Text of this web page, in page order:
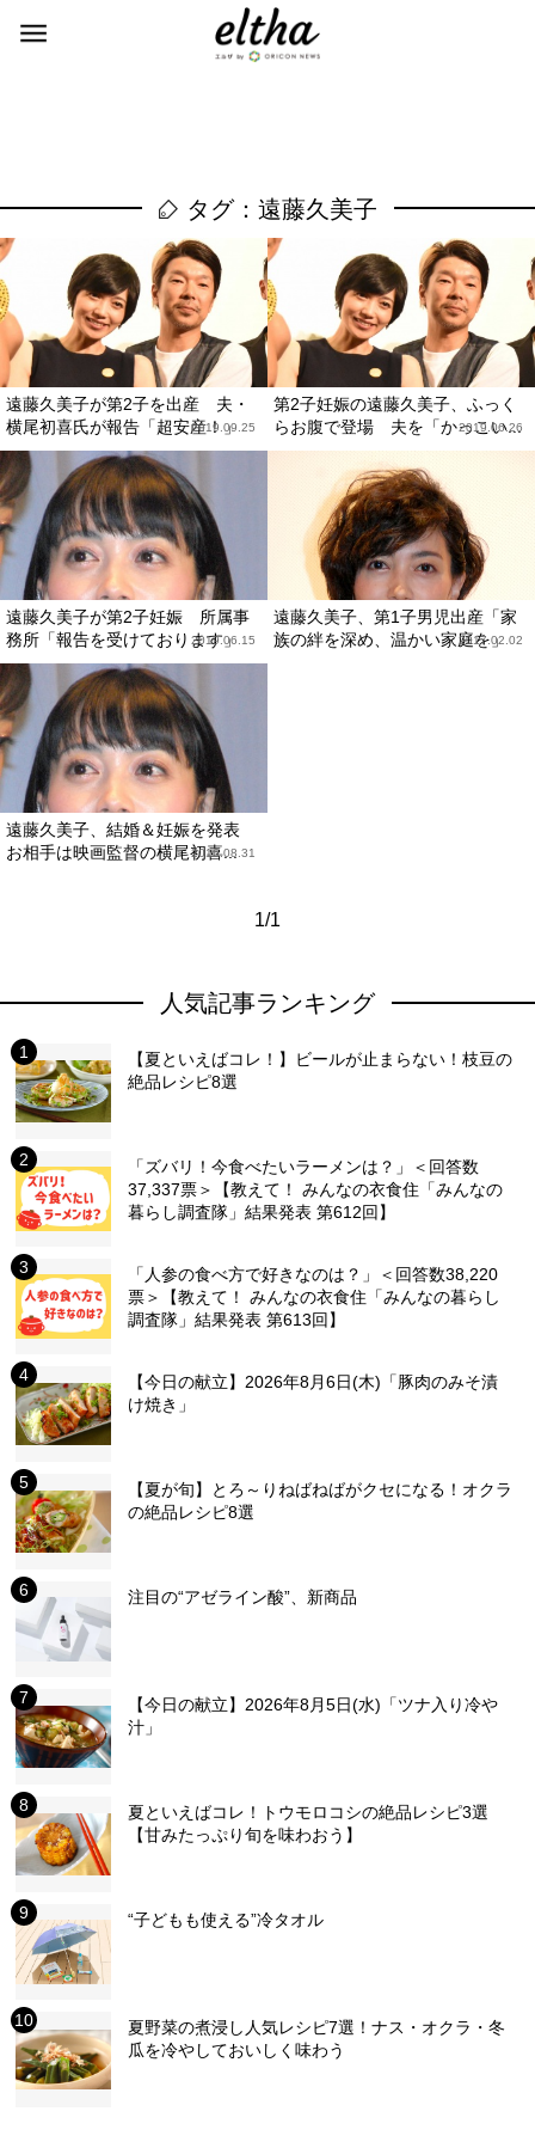
タグ：遠藤久美子
遠藤久美子が第2子を出産 夫・
横尾初喜氏が報告「超安産！」
2019.09.25
第2子妊娠の遠藤久美子、ふっく
らお腹で登場 夫を「かっこい...
2019.06.26
遠藤久美子が第2子妊娠 所属事
務所「報告を受けております」
2019.06.15
遠藤久美子、第1子男児出産「家
族の絆を深め、温かい家庭を」
2017.02.02
遠藤久美子、結婚＆妊娠を発表
お相手は映画監督の横尾初喜...
2016.08.31
1/1
人気記事ランキング
【夏といえばコレ！】ビールが止まらない！枝豆の
絶品レシピ8選
「ズバリ！今食べたいラーメンは？」＜回答数
37,337票＞【教えて！ みんなの衣食住「みんなの
暮らし調査隊」結果発表 第612回】
「人参の食べ方で好きなのは？」＜回答数38,220
票＞【教えて！ みんなの衣食住「みんなの暮らし
調査隊」結果発表 第613回】
【今日の献立】2026年8月6日(木)「豚肉のみそ漬
け焼き」
【夏が旬】とろ～りねばねばがクセになる！オクラ
の絶品レシピ8選
注目の“アゼライン酸”、新商品
【今日の献立】2026年8月5日(水)「ツナ入り冷や
汁」
夏といえばコレ！トウモロコシの絶品レシピ3選
【甘みたっぷり旬を味わおう】
“子どもも使える”冷タオル
夏野菜の煮浸し人気レシピ7選！ナス・オクラ・冬
瓜を冷やしておいしく味わう